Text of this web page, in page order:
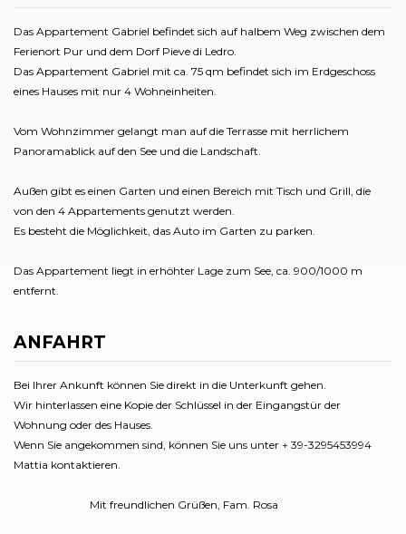
Das Appartement Gabriel befindet sich auf halbem Weg zwischen dem
Ferienort Pur und dem Dorf Pieve di Ledro.
Das Appartement Gabriel mit ca. 75 qm befindet sich im Erdgeschoss
eines Hauses mit nur 4 Wohneinheiten.
Vom Wohnzimmer gelangt man auf die Terrasse mit herrlichem
Panoramablick auf den See und die Landschaft.
Außen gibt es einen Garten und einen Bereich mit Tisch und Grill, die
von den 4 Appartements genutzt werden.
Es besteht die Möglichkeit, das Auto im Garten zu parken.
Das Appartement liegt in erhöhter Lage zum See, ca. 900/1000 m
entfernt.
ANFAHRT
Bei Ihrer Ankunft können Sie direkt in die Unterkunft gehen.
Wir hinterlassen eine Kopie der Schlüssel in der Eingangstür der
Wohnung oder des Hauses.
Wenn Sie angekommen sind, können Sie uns unter + 39-3295453994
Mattia kontaktieren.
Mit freundlichen Grüßen, Fam. Rosa